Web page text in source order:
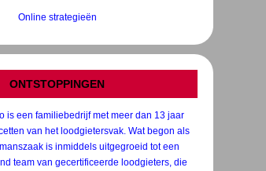
Online strategieën
ONTSTOPPINGEN
is een familiebedrijf met meer dan 13 jaar
van het loodgietersvak. Wat begon als
is inmiddels uitgegroeid tot een
team van gecertificeerde loodgieters, die